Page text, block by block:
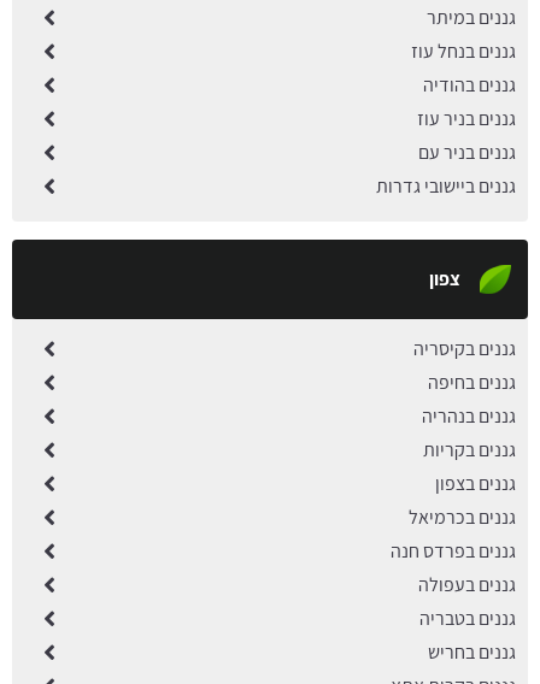
גננים במיתר
גננים בנחל עוז
גננים בהודיה
גננים בניר עוז
גננים בניר עם
גננים ביישובי גדרות
צפון
גננים בקיסריה
גננים בחיפה
גננים בנהריה
גננים בקריות
גננים בצפון
גננים בכרמיאל
גננים בפרדס חנה
גננים בעפולה
גננים בטבריה
גננים בחריש